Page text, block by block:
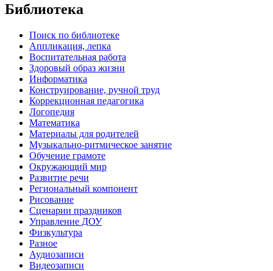
Библиотека
Поиск по библиотеке
Аппликация, лепка
Воспитательная работа
Здоровый образ жизни
Информатика
Конструирование, ручной труд
Коррекционная педагогика
Логопедия
Математика
Материалы для родителей
Музыкально-ритмическое занятие
Обучение грамоте
Окружающий мир
Развитие речи
Региональный компонент
Рисование
Сценарии праздников
Управление ДОУ
Физкультура
Разное
Аудиозаписи
Видеозаписи